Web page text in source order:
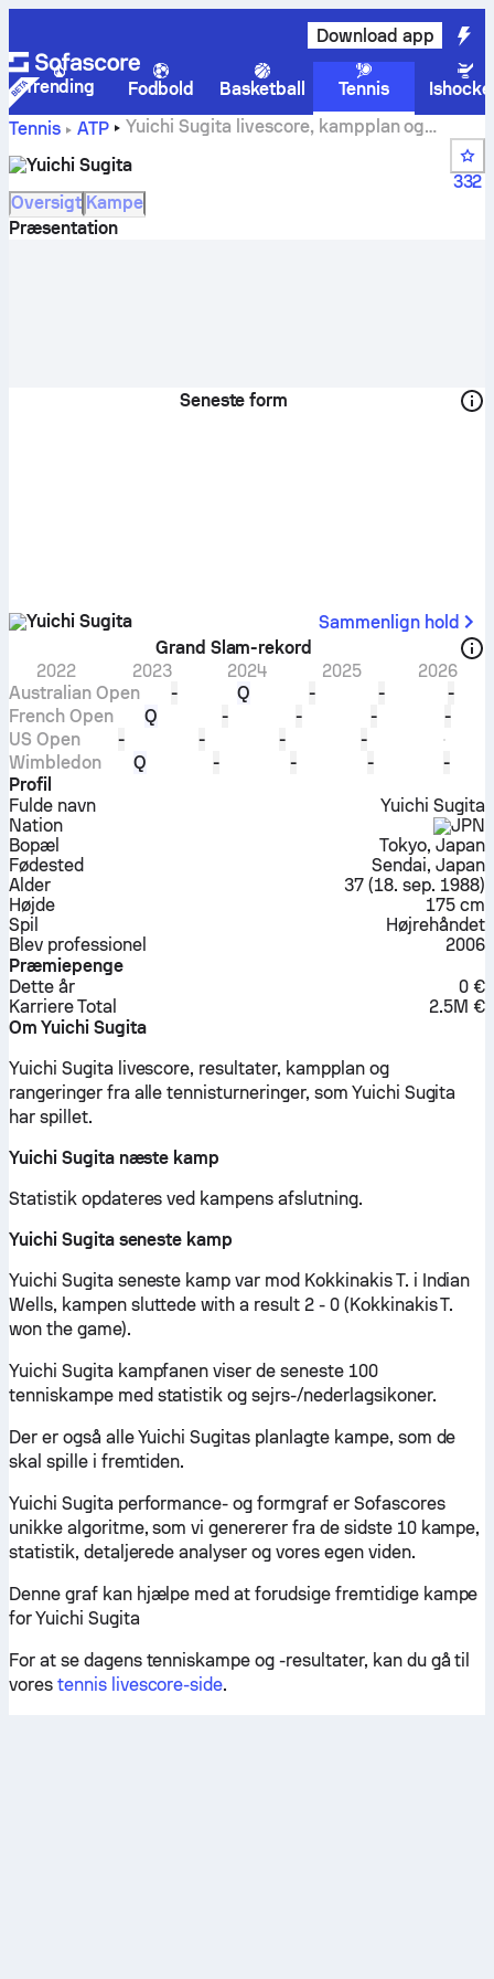
Download app
Trending Fodbold Basketball Tennis
Tennis
ATP
Yuichi Sugita livescore, kampplan og
Yuichi Sugita
332
Oversigt Kampe
Præsentation
Seneste form
Yuichi Sugita
Sammenlign hold
Grand Slam-rekord
2022
2023 2024 2025
2026
Australian Open
- Q - -
-
French Open
Q - - -
-
US Open
- - -
-
Wimbledon
Q - - -
-
Profil
Fulde navn
Yuichi Sugita
Nation
JPN
Bopæl
Tokyo, Japan
Fødested
Sendai, Japan
Alder
37 (18. sep. 1988)
Højde
175 cm
Spil
Højrehåndet
Blev professionel
2006
Præmiepenge
Dette år
0 €
Karriere Total
2.5M €
Om Yuichi Sugita
Yuichi Sugita livescore, resultater, kampplan og
rangeringer fra alle tennisturneringer, som Yuichi Sugita
har spillet.
Yuichi Sugita næste kamp
Statistik opdateres ved kampens afslutning.
Yuichi Sugita seneste kamp
Yuichi Sugita seneste kamp var mod Kokkinakis T. i Indian
Wells, kampen sluttede with a result 2 - 0 (Kokkinakis T.
won the game).
Yuichi Sugita kampfanen viser de seneste 100
tenniskampe med statistik og sejrs-/nederlagsikoner.
Der er også alle Yuichi Sugitas planlagte kampe, som de
skal spille i fremtiden.
Yuichi Sugita performance- og formgraf er Sofascores
unikke algoritme, som vi genererer fra de sidste 10 kampe,
statistik, detaljerede analyser og vores egen viden.
Denne graf kan hjælpe med at forudsige fremtidige kampe
for Yuichi Sugita
For at se dagens tenniskampe og -resultater, kan du gå til
vores tennis livescore-side.